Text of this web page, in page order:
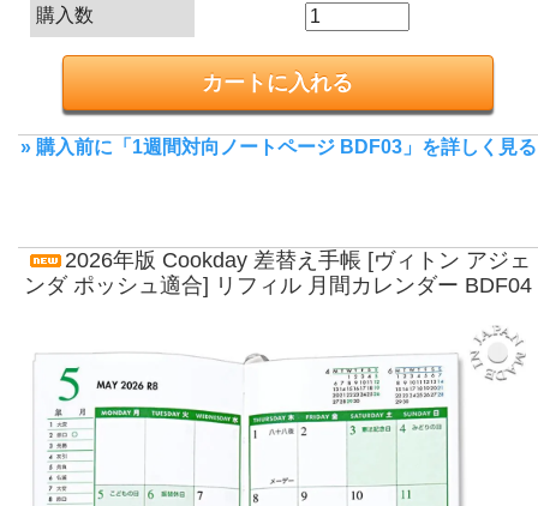
購入数
» 購入前に「1週間対向ノートページ BDF03」を詳しく見る
2026年版 Cookday 差替え手帳 [ヴィトン アジェ
ンダ ポッシュ適合] リフィル 月間カレンダー BDF04